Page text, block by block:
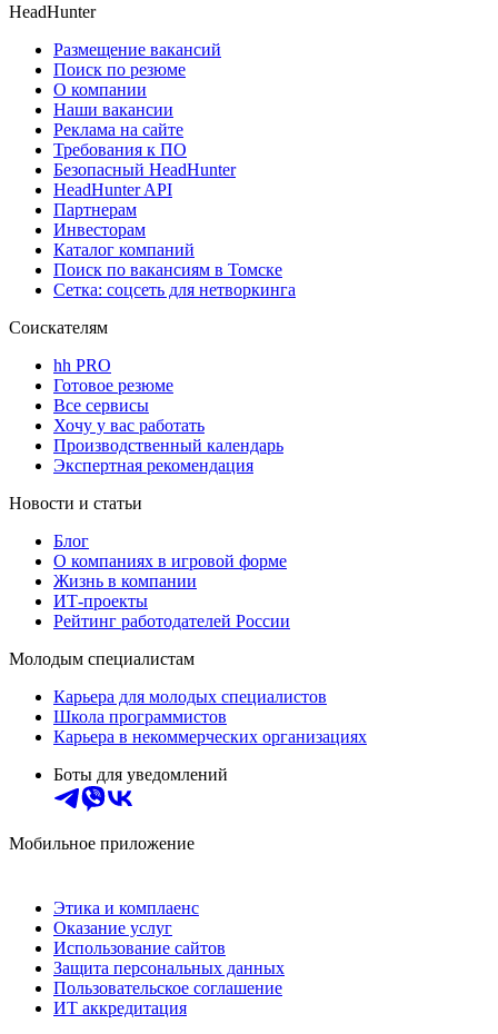
HeadHunter
Размещение вакансий
Поиск по резюме
О компании
Наши вакансии
Реклама на сайте
Требования к ПО
Безопасный HeadHunter
HeadHunter API
Партнерам
Инвесторам
Каталог компаний
Поиск по вакансиям в Томске
Сетка: соцсеть для нетворкинга
Соискателям
hh PRO
Готовое резюме
Все сервисы
Хочу у вас работать
Производственный календарь
Экспертная рекомендация
Новости и статьи
Блог
О компаниях в игровой форме
Жизнь в компании
ИТ-проекты
Рейтинг работодателей России
Молодым специалистам
Карьера для молодых специалистов
Школа программистов
Карьера в некоммерческих организациях
Боты для уведомлений
Мобильное приложение
Этика и комплаенс
Оказание услуг
Использование сайтов
Защита персональных данных
Пользовательское соглашение
ИТ аккредитация